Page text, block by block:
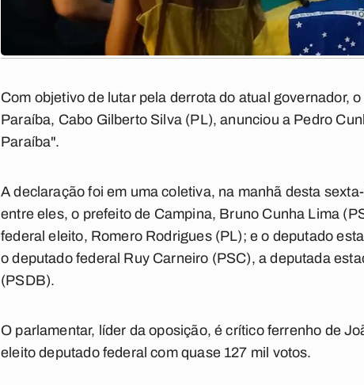
Com objetivo de lutar pela derrota do atual governador,
Paraíba, Cabo Gilberto Silva (PL), anunciou a Pedro
Paraíba".
A declaração foi em uma coletiva, na manhã desta
entre eles, o prefeito de Campina, Bruno Cunha Lima
federal eleito, Romero Rodrigues (PL); e o deputado
o deputado federal Ruy Carneiro (PSC), a deputada
(PSDB).
O parlamentar, líder da oposição, é crítico ferrenho de
eleito deputado federal com quase 127 mil votos.